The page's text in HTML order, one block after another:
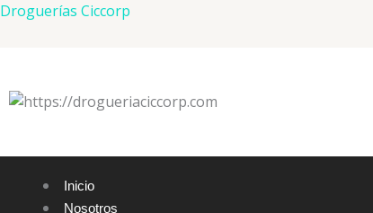
Ir
Droguerías Ciccorp
Inicio
Nosotros